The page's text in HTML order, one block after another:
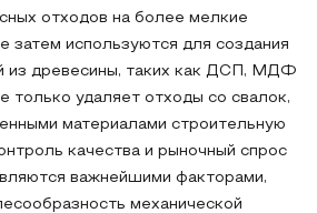
отходов на более мелкие
затем используются для создания
из древесины, таких как ДСП, МДФ
только удаляет отходы со свалок,
материалами строительную
качества и рыночный спрос
важнейшими факторами,
механической